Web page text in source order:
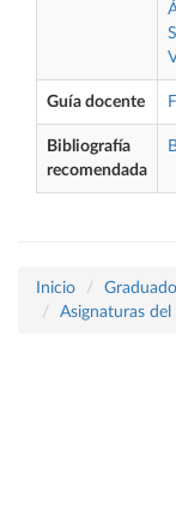
Guía docente
Bibliografía
recomendada
Inicio
Asignaturas